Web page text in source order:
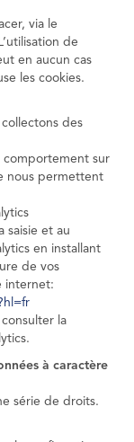
via le
de
en aucun cas
les cookies.
des
comportement sur
nous permettent
saisie et au
en installant
de vos
internet:
la
à caractère
série de droits.